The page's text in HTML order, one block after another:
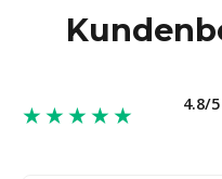
★★★★★ 4.8/5